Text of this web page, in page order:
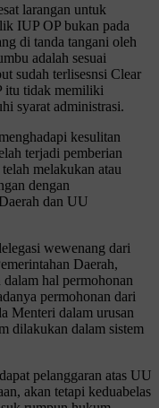
larangan untuk
IUP OP bukan pada
di tanda tangani oleh
adalah sesuai
sudah terlisesnsi Clear
itu tidak memiliki
syarat administrasi.
kesulitan
terjadi pemberian
melakukan atau
dengan
dan UU
wewenang dari
Daerah,
hal permohonan
permohonan dari
Menteri dalam urusan
dilakukan dalam sistem
pelanggaran atas UU
akan tetapi keduabelas